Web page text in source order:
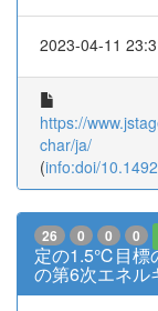
2023-04-11
https://
char/ja/
(info:doi/
26 0 0 0
定の1.5℃目標
の第6次エネル